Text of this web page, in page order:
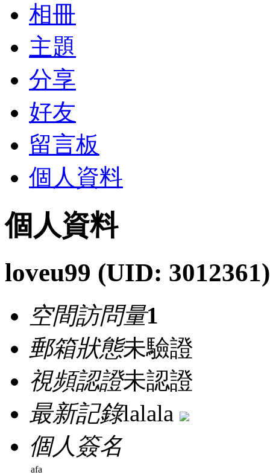
相冊
主題
分享
好友
留言板
個人資料
個人資料
loveu99 (UID: 3012361)
空間訪問量1
郵箱狀態未驗證
視頻認證未認證
最新記錄lalala
個人簽名
afa